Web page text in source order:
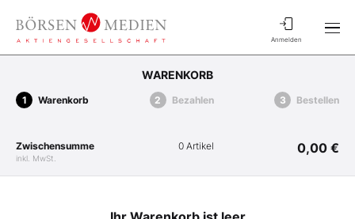
Anmelden
WARENKORB
Warenkorb Bezahlen Bestellen
Zwischensumme
inkl. MwSt.
0 Artikel 0,00 €